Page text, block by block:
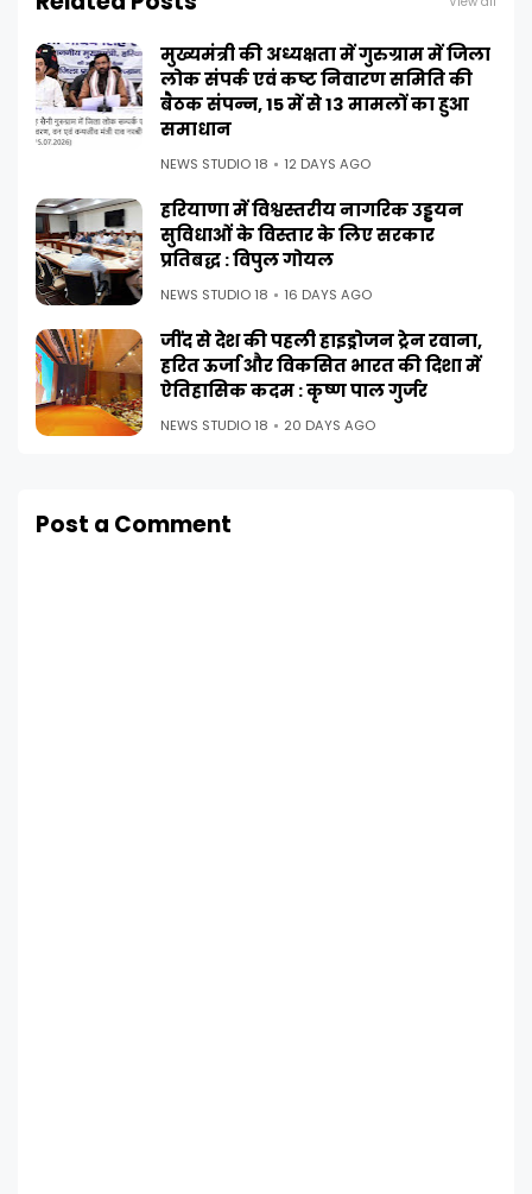
मुख्यमंत्री की अध्यक्षता में गुरुग्राम में जिला
लोक संपर्क एवं कष्ट निवारण समिति की
बैठक संपन्न, 15 में से 13 मामलों का हुआ
समाधान
NEWS STUDIO 18 12 DAYS AGO
हरियाणा में विश्वस्तरीय नागरिक उड्डयन
सुविधाओं के विस्तार के लिए सरकार
प्रतिबद्ध : विपुल गोयल
NEWS STUDIO 18 16 DAYS AGO
जींद से देश की पहली हाइड्रोजन ट्रेन रवाना,
हरित ऊर्जा और विकसित भारत की दिशा में
ऐतिहासिक कदम : कृष्ण पाल गुर्जर
NEWS STUDIO 18 20 DAYS AGO
Post a Comment